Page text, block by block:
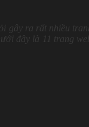
gây ra rất nhiều
đây là 11 trang